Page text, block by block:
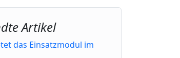
Artikel
das Einsatzmodul im